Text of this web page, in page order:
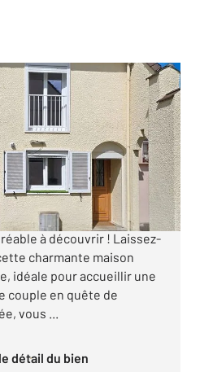
€
lumineuse 3 chambres
à découvrir ! Laissez-
charmante maison
idéale pour accueillir une
couple en quête de
vous ...
le détail du bien